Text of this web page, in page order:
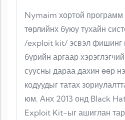
Nymaim хортой
төрлийнх буюу тухайн
/exploit kit/ эсвэл фишинг
бүрийн аргаар
суусны дараа дахин өөр
кодуудыг татах
юм. Анх 2013 онд Black
Exploit Kit-ыг ашиглан